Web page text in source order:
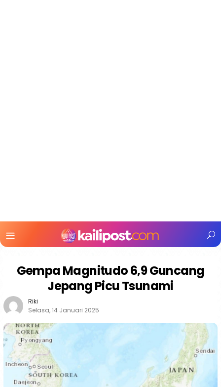
Mobile
Gempa Magnitudo 6,9 Guncang
Jepang Picu Tsunami
Riki
Selasa, 14 Januari 2025